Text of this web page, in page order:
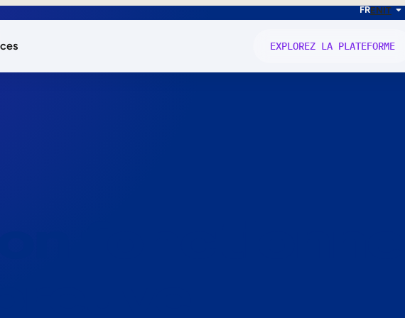
FRENIT
EXPLOREZ LA PLATEFORME